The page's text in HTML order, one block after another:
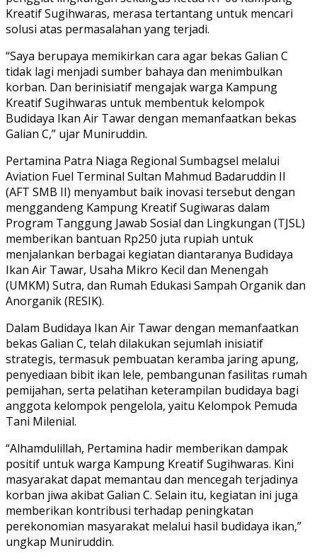
Kreatif Sugihwaras, merasa tertantang untuk mencari
solusi atas permasalahan yang terjadi.
“Saya berupaya memikirkan cara agar bekas Galian C
tidak lagi menjadi sumber bahaya dan menimbulkan
korban. Dan berinisiatif mengajak warga Kampung
Kreatif Sugihwaras untuk membentuk kelompok
Budidaya Ikan Air Tawar dengan memanfaatkan bekas
Galian C,” ujar Muniruddin.
Pertamina Patra Niaga Regional Sumbagsel melalui
Aviation Fuel Terminal Sultan Mahmud Badaruddin II
(AFT SMB II) menyambut baik inovasi tersebut dengan
menggandeng Kampung Kreatif Sugiwaras dalam
Program Tanggung Jawab Sosial dan Lingkungan (TJSL)
memberikan bantuan Rp250 juta rupiah untuk
menjalankan berbagai kegiatan diantaranya Budidaya
Ikan Air Tawar, Usaha Mikro Kecil dan Menengah
(UMKM) Sutra, dan Rumah Edukasi Sampah Organik dan
Anorganik (RESIK).
Dalam Budidaya Ikan Air Tawar dengan memanfaatkan
bekas Galian C, telah dilakukan sejumlah inisiatif
strategis, termasuk pembuatan keramba jaring apung,
penyediaan bibit ikan lele, pembangunan fasilitas rumah
pemijahan, serta pelatihan keterampilan budidaya bagi
anggota kelompok pengelola, yaitu Kelompok Pemuda
Tani Milenial.
“Alhamdulillah, Pertamina hadir memberikan dampak
positif untuk warga Kampung Kreatif Sugihwaras. Kini
masyarakat dapat memantau dan mencegah terjadinya
korban jiwa akibat Galian C. Selain itu, kegiatan ini juga
memberikan kontribusi terhadap peningkatan
perekonomian masyarakat melalui hasil budidaya ikan,”
ungkap Muniruddin.